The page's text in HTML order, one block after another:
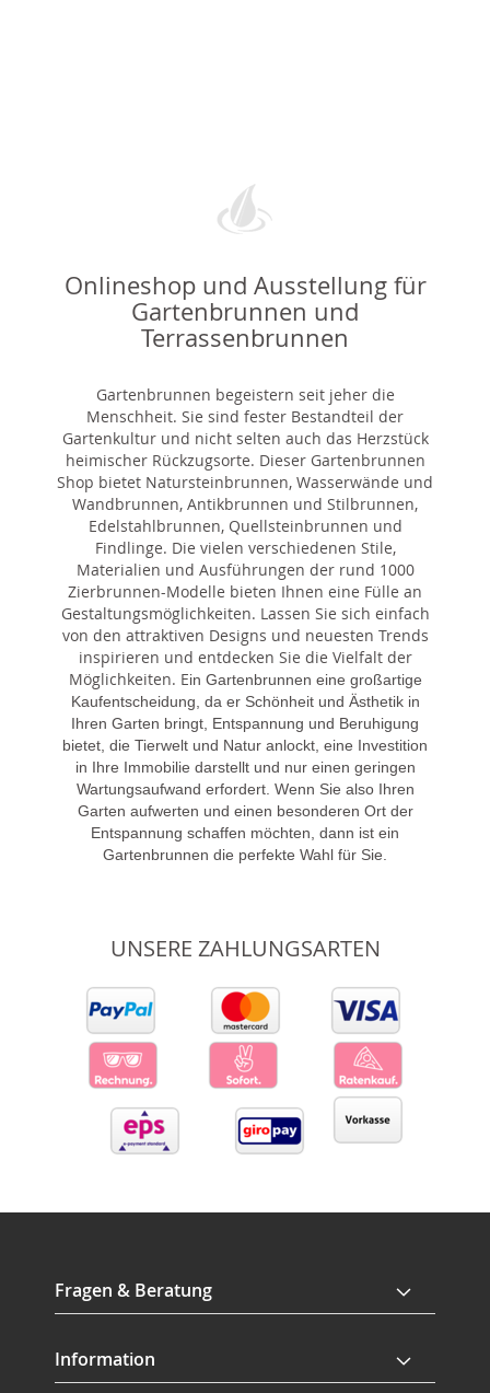
Onlineshop und Ausstellung für
Gartenbrunnen und
Terrassenbrunnen
Gartenbrunnen begeistern seit jeher die
Menschheit. Sie sind fester Bestandteil der
Gartenkultur und nicht selten auch das Herzstück
heimischer Rückzugsorte. Dieser Gartenbrunnen
Shop bietet Natursteinbrunnen, Wasserwände und
Wandbrunnen, Antikbrunnen und Stilbrunnen,
Edelstahlbrunnen, Quellsteinbrunnen und
Findlinge. Die vielen verschiedenen Stile,
Materialien und Ausführungen der rund 1000
Zierbrunnen-Modelle bieten Ihnen eine Fülle an
Gestaltungsmöglichkeiten. Lassen Sie sich einfach
von den attraktiven Designs und neuesten Trends
inspirieren und entdecken Sie die Vielfalt der
Möglichkeiten. Ein Gartenbrunnen eine großartige
Kaufentscheidung, da er Schönheit und Ästhetik in
Ihren Garten bringt, Entspannung und Beruhigung
bietet, die Tierwelt und Natur anlockt, eine Investition
in Ihre Immobilie darstellt und nur einen geringen
Wartungsaufwand erfordert. Wenn Sie also Ihren
Garten aufwerten und einen besonderen Ort der
Entspannung schaffen möchten, dann ist ein
Gartenbrunnen die perfekte Wahl für Sie.
UNSERE ZAHLUNGSARTEN
Fragen & Beratung
Information